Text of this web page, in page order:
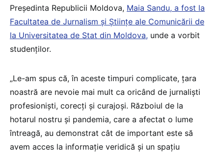
Președinta Republicii Moldova, Maia Sandu, a fost la
Facultatea de Jurnalism și Științe ale Comunicării de
la Universitatea de Stat din Moldova, unde a vorbit
studenților.
„Le-am spus că, în aceste timpuri complicate, țara
noastră are nevoie mai mult ca oricând de jurnaliști
profesioniști, corecți și curajoși. Războiul de la
hotarul nostru și pandemia, care a afectat o lume
întreagă, au demonstrat cât de important este să
avem acces la informație veridică și un spațiu